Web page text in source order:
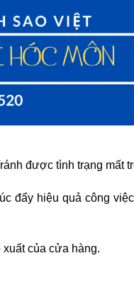
được tình trạng mất
đẩy hiệu quả công
của cửa hàng.